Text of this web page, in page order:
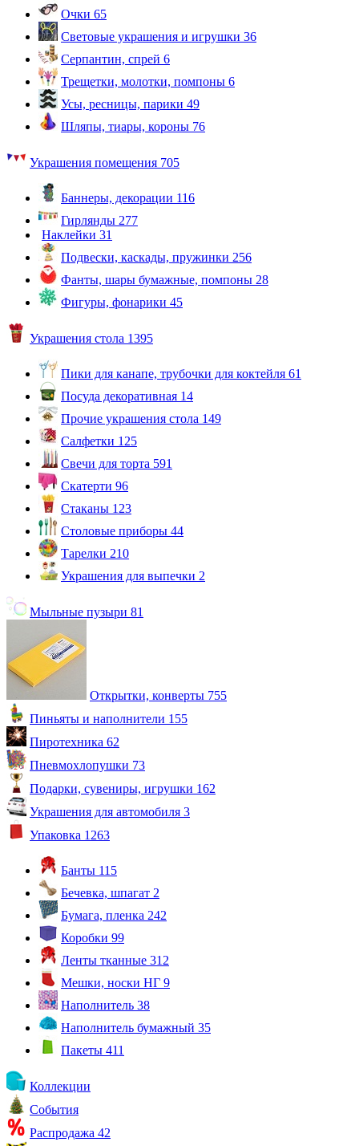
Очки 65
Световые украшения и игрушки 36
Серпантин, спрей 6
Трещетки, молотки, помпоны 6
Усы, ресницы, парики 49
Шляпы, тиары, короны 76
Украшения помещения 705
Баннеры, декорации 116
Гирлянды 277
Наклейки 31
Подвески, каскады, пружинки 256
Фанты, шары бумажные, помпоны 28
Фигуры, фонарики 45
Украшения стола 1395
Пики для канапе, трубочки для коктейля 61
Посуда декоративная 14
Прочие украшения стола 149
Салфетки 125
Свечи для торта 591
Скатерти 96
Стаканы 123
Столовые приборы 44
Тарелки 210
Украшения для выпечки 2
Мыльные пузыри 81
Открытки, конверты 755
Пиньяты и наполнители 155
Пиротехника 62
Пневмохлопушки 73
Подарки, сувениры, игрушки 162
Украшения для автомобиля 3
Упаковка 1263
Банты 115
Бечевка, шпагат 2
Бумага, пленка 242
Коробки 99
Ленты тканные 312
Мешки, носки НГ 9
Наполнитель 38
Наполнитель бумажный 35
Пакеты 411
Коллекции
События
Распродажа 42